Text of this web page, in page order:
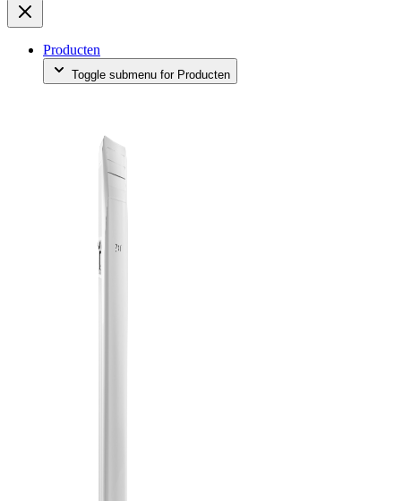
Producten
Toggle submenu for Producten